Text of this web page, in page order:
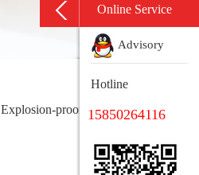
Explosion-proof knowledge
Online Service
Advisory
Hotline
15850264116